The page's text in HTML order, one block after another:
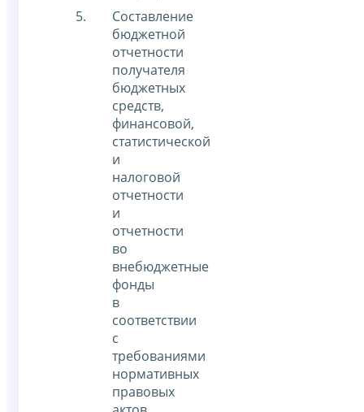
Составление
бюджетной
отчетности
получателя
бюджетных
средств,
финансовой,
статистической
и
налоговой
отчетности
и
отчетности
во
внебюджетные
фонды
в
соответствии
с
требованиями
нормативных
правовых